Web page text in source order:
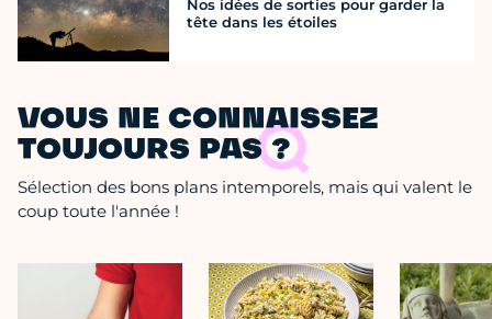
Nos idées de sorties pour garder la
tête dans les étoiles
VOUS NE CONNAISSEZ
TOUJOURS PAS ?
Sélection des bons plans intemporels, mais qui valent le
coup toute l'année !